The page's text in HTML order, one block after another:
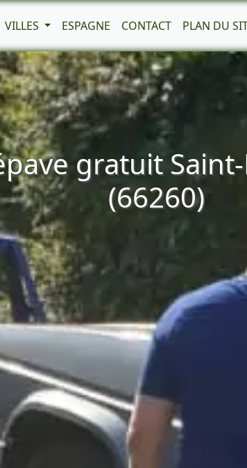
VILLES ESPAGNE CONTACT PLAN DU
gratuit
(66260)